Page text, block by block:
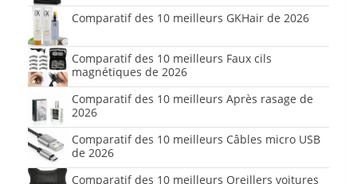
Comparatif des 10 meilleurs GKHair de 2026
Comparatif des 10 meilleurs Faux cils
magnétiques de 2026
Comparatif des 10 meilleurs Après rasage de
2026
Comparatif des 10 meilleurs Câbles micro USB
de 2026
Comparatif des 10 meilleurs Oreillers voitures